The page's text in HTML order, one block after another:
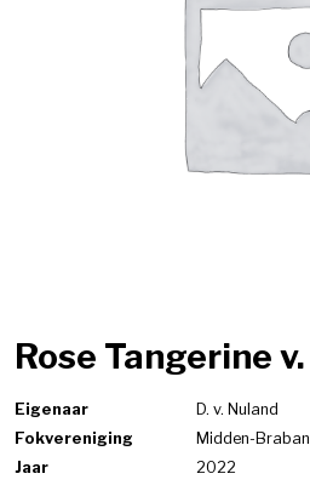
Rose Tangerine
Eigenaar
D. v. Nuland
Fokvereniging
Midden-
Jaar
2022